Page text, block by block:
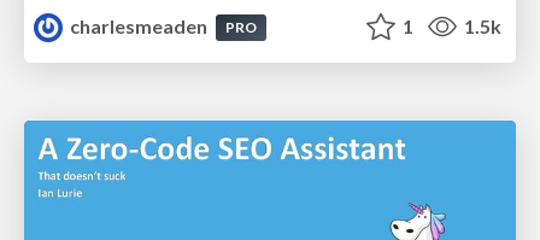
charlesmeaden
PRO 1 1.5k